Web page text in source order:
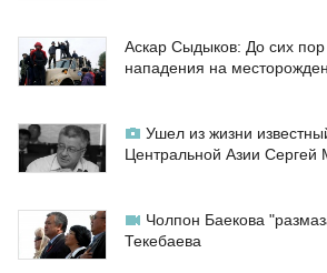
Аскар Сыдыков: До сих пор
нападения на
Ушел из жизни
Центральной Азии Сергей
Чолпон Баекова
Текебаева